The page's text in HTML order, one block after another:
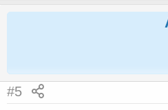
#5